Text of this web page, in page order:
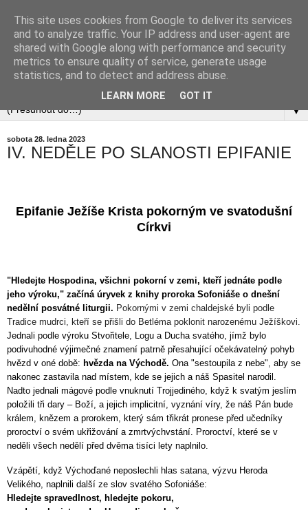
▼
sobota 28. ledna 2023
IV. NEDĚLE PO SLANOSTI EPIFANIE
Epifanie Ježíše Krista pokorným ve svatodušní
Církvi
"Hledejte Hospodina, všichni pokorní v zemi, kteří jednáte podle
jeho výroku," začíná úryvek z knihy proroka Sofoniáše o dnešní
nedělní posvátné liturgii. Pokornými v zemi chaldejské byli podle
Tradice mudrci, kteří se přišli do Betléma poklonit narozenému Ježíškovi.
Jednali podle výroku Stvořitele, Logu a Ducha svatého, jímž bylo
podivuhodné výjimečné znamení patrně přesahující očekávatelný pohyb
hvězd v oné době: hvězda na Východě. Ona "sestoupila z nebe", aby se
nakonec zastavila nad místem, kde se jejich a náš Spasitel narodil.
Nadto jednali mágové podle vnuknutí Trojjediného, když k svatým jeslím
položili tři dary – Boží, a jejich implicitní, vyznání víry, že náš Pán bude
králem, knězem a prorokem, který sám třikrát pronese před učedníky
proroctví o svém ukřižování a zmrtvýchvstání. Proroctví, které se v
neděli všech nedělí před dvěma tisíci lety naplnilo.
Vzápětí, když Výchoďané neposlechli hlas satana, výzvu Heroda
Velikého, naplnili další ze slov svatého Sofoniáše:
Hledejte spravedlnost, hledejte pokoru,
This site uses cookies from Google to deliver its services
and to analyze traffic. Your IP address and user-agent are
shared with Google along with performance and security
metrics to ensure quality of service, generate usage
statistics, and to detect and address abuse.
LEARN MORE GOT IT